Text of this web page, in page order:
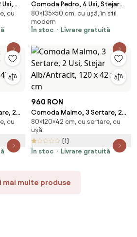
Usi,
100
cu
Comoda Pedro, 4 Usi, Stejar
Artisan/Antracit, 135 x 50 x 80
cm
80×135×50 cm, cu ușă, în stil
modern
În stoc
Livrare gratuită
2
x
cu
960 RON
Comoda Malmo, 3 Sertare, 2
Usi, Stejar Alb/Antracit, 120 x 42
x 80 cm
80×120×42 cm, cu sertare, cu
ușă
(1)
În stoc
Livrare gratuită
mai multe produse